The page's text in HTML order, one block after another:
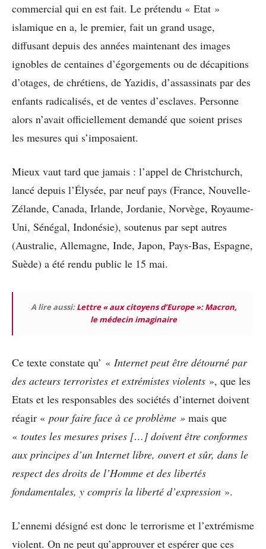
commercial qui en est fait. Le prétendu « Etat »
islamique en a, le premier, fait un grand usage,
diffusant depuis des années maintenant des images
ignobles de centaines d’égorgements ou de décapitions
d’otages, de chrétiens, de Yazidis, d’assassinats par des
enfants radicalisés, et de ventes d’esclaves. Personne
alors n’avait officiellement demandé que soient prises
les mesures qui s’imposaient.
Mieux vaut tard que jamais : l’appel de Christchurch,
lancé depuis l’Élysée, par neuf pays (France, Nouvelle-
Zélande, Canada, Irlande, Jordanie, Norvège, Royaume-
Uni, Sénégal, Indonésie), soutenus par sept autres
(Australie, Allemagne, Inde, Japon, Pays-Bas, Espagne,
Suède) a été rendu public le 15 mai.
A lire aussi:Lettre « aux citoyens d’Europe »: Macron,
le médecin imaginaire
Ce texte constate qu’ « Internet peut être détourné par
des acteurs terroristes et extrémistes violents », que les
Etats et les responsables des sociétés d’internet doivent
réagir « pour faire face à ce problème » mais que
« toutes les mesures prises […] doivent être conformes
aux principes d’un Internet libre, ouvert et sûr, dans le
respect des droits de l’Homme et des libertés
fondamentales, y compris la liberté d’expression ».
L’ennemi désigné est donc le terrorisme et l’extrémisme
violent. On ne peut qu’approuver et espérer que ces